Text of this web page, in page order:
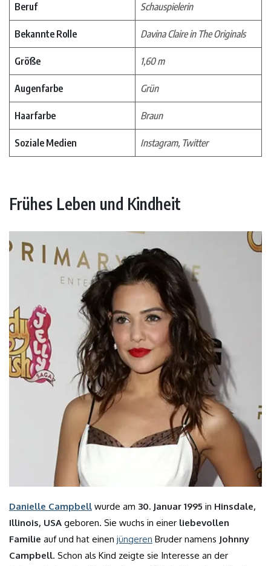
Beruf Schauspielerin
Bekannte Rolle Davina Claire in The Originals
Größe 1,60 m
Augenfarbe Grün
Haarfarbe Braun
Soziale Medien Instagram, Twitter
Frühes Leben und Kindheit
Danielle Campbell wurde am 30. Januar 1995 in Hinsdale,
Illinois, USA geboren. Sie wuchs in einer liebevollen
Familie auf und hat einen jüngeren Bruder namens Johnny
Campbell. Schon als Kind zeigte sie Interesse an der